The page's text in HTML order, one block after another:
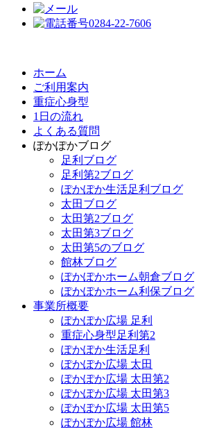
ホーム
ご利用案内
重症心身型
1日の流れ
よくある質問
ぽかぽかブログ
足利ブログ
足利第2ブログ
ぽかぽか生活足利ブログ
太田ブログ
太田第2ブログ
太田第3ブログ
太田第5のブログ
館林ブログ
ぽかぽかホーム朝倉ブログ
ぽかぽかホーム利保ブログ
事業所概要
ぽかぽか広場 足利
重症心身型足利第2
ぽかぽか生活足利
ぽかぽか広場 太田
ぽかぽか広場 太田第2
ぽかぽか広場 太田第3
ぽかぽか広場 太田第5
ぽかぽか広場 館林